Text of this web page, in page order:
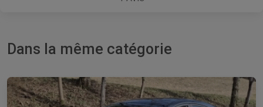
Dans la même catégorie